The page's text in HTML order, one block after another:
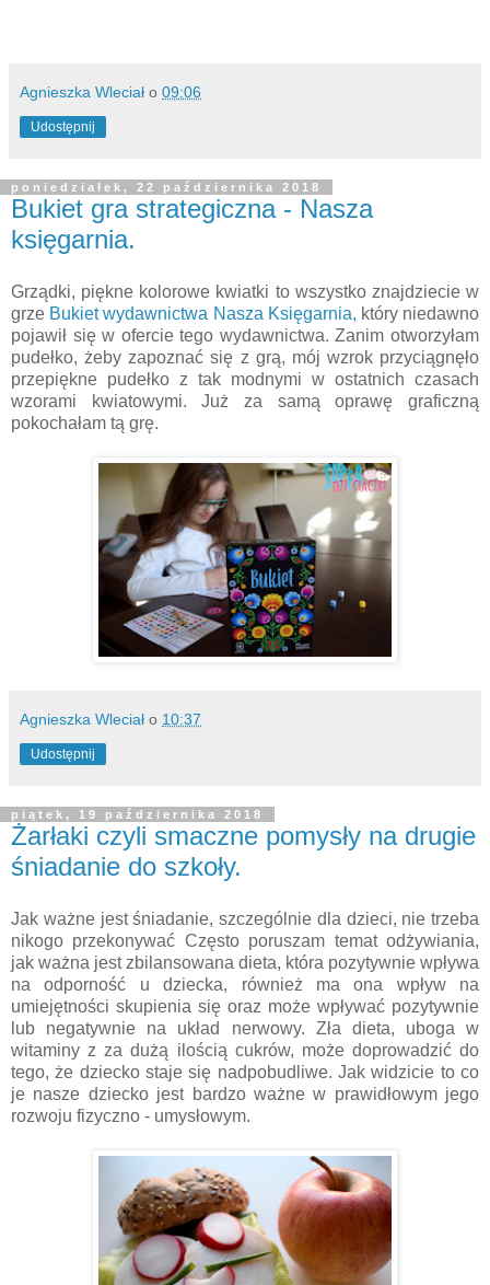
Agnieszka Wleciał o 09:06
Udostępnij
poniedziałek, 22 października 2018
Bukiet gra strategiczna - Nasza
księgarnia.
Grządki, piękne kolorowe kwiatki to wszystko znajdziecie w
grze Bukiet wydawnictwa Nasza Księgarnia, który niedawno
pojawił się w ofercie tego wydawnictwa. Zanim otworzyłam
pudełko, żeby zapoznać się z grą, mój wzrok przyciągnęło
przepiękne pudełko z tak modnymi w ostatnich czasach
wzorami kwiatowymi. Już za samą oprawę graficzną
pokochałam tą grę.
Agnieszka Wleciał o 10:37
Udostępnij
piątek, 19 października 2018
Żarłaki czyli smaczne pomysły na drugie
śniadanie do szkoły.
Jak ważne jest śniadanie, szczególnie dla dzieci, nie trzeba
nikogo przekonywać Często poruszam temat odżywiania,
jak ważna jest zbilansowana dieta, która pozytywnie wpływa
na odporność u dziecka, również ma ona wpływ na
umiejętności skupienia się oraz może wpływać pozytywnie
lub negatywnie na układ nerwowy. Zła dieta, uboga w
witaminy z za dużą ilością cukrów, może doprowadzić do
tego, że dziecko staje się nadpobudliwe. Jak widzicie to co
je nasze dziecko jest bardzo ważne w prawidłowym jego
rozwoju fizyczno - umysłowym.